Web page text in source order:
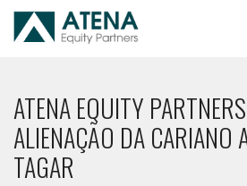
ATENA EQUITY
ALIENAÇÃO DA CARIANO
TAGAR